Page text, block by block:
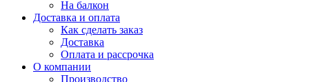
На балкон
Доставка и оплата
Как сделать заказ
Доставка
Оплата и рассрочка
О компании
Производство